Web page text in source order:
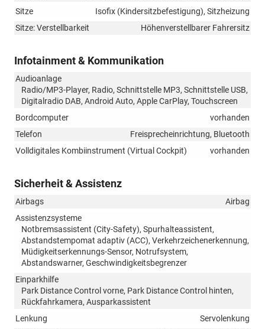
Sitze
Isofix (Kindersitzbefestigung), Sitzheizung
Sitze: Verstellbarkeit
Höhenverstellbarer Fahrersitz
Infotainment & Kommunikation
Audioanlage
Radio/MP3-Player, Radio, Schnittstelle MP3, Schnittstelle USB,
Digitalradio DAB, Android Auto, Apple CarPlay, Touchscreen
Bordcomputer
vorhanden
Telefon
Freisprecheinrichtung, Bluetooth
Volldigitales Kombiinstrument (Virtual Cockpit)
vorhanden
Sicherheit & Assistenz
Airbags
Airbag
Assistenzsysteme
Notbremsassistent (City-Safety), Spurhalteassistent,
Abstandstempomat adaptiv (ACC), Verkehrzeichenerkennung,
Müdigkeitserkennungs-Sensor, Notrufsystem,
Abstandswarner, Geschwindigkeitsbegrenzer
Einparkhilfe
Park Distance Control vorne, Park Distance Control hinten,
Rückfahrkamera, Ausparkassistent
Lenkung
Servolenkung